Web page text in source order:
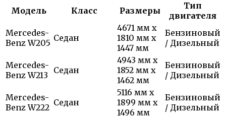
Модель Класс Размеры
Тип
двигателя
Mercedes-
Benz W205 Седан
4671 мм x
1810 мм x
1447 мм
Бензиновый
/ Дизельный
Mercedes-
Benz W213
Седан
4943 мм x
1852 мм x
1462 мм
Бензиновый
/ Дизельный
Mercedes-
Benz W222 Седан
5116 мм x
1899 мм x
1496 мм
Бензиновый
/ Дизельный